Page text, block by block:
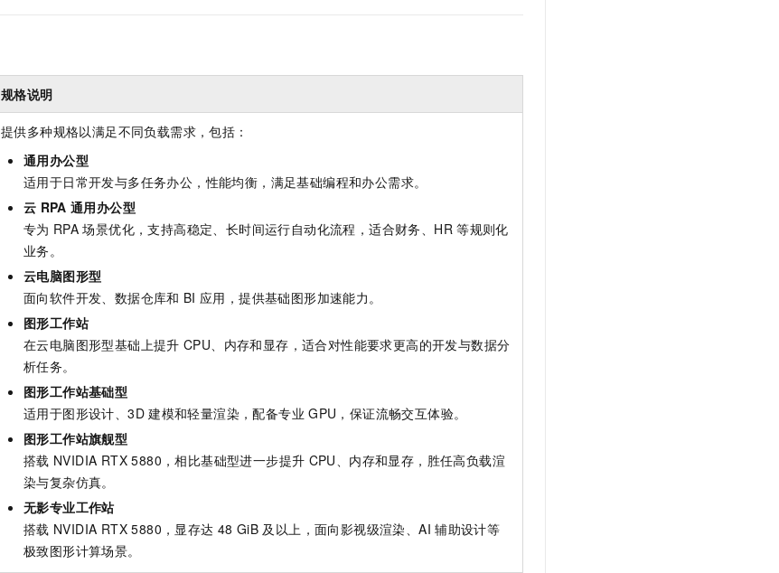
规格说明
提供多种规格以满足不同负载需求，包括：
通用办公型
适用于日常开发与多任务办公，性能均衡，满足基础编程和办公需求。
云 RPA 通用办公型
专为 RPA 场景优化，支持高稳定、长时间运行自动化流程，适合财务、HR 等规则化
业务。
云电脑图形型
面向软件开发、数据仓库和 BI 应用，提供基础图形加速能力。
图形工作站
在云电脑图形型基础上提升 CPU、内存和显存，适合对性能要求更高的开发与数据分
析任务。
图形工作站基础型
适用于图形设计、3D 建模和轻量渲染，配备专业 GPU，保证流畅交互体验。
图形工作站旗舰型
搭载 NVIDIA RTX 5880，相比基础型进一步提升 CPU、内存和显存，胜任高负载渲
染与复杂仿真。
无影专业工作站
搭载 NVIDIA RTX 5880，显存达 48 GiB 及以上，面向影视级渲染、AI 辅助设计等
极致图形计算场景。